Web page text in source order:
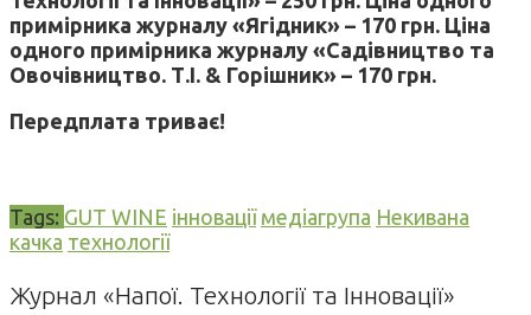
примірника журналу «Ягідник» – 170 грн. Ціна
одного примірника журналу «Садівництво та
Овочівництво. Т.І. & Горішник» – 170 грн.
Передплата триває!
Tags: GUT WINE інновації медіагрупа Некивана
качка технології
Журнал «Напої. Технології та Інновації»